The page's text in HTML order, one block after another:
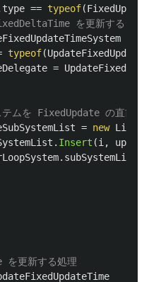
type == typeof(FixedUpdate
を更新するシス
typeof(
=
ムを FixedUpdate の直前に
= new List
. Insert (i ,
. subSystemList
更新する処理